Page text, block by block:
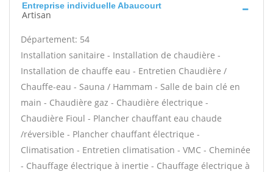
Entreprise individuelle Abaucourt
Artisan
Département: 54
Installation sanitaire - Installation de chaudière -
Installation de chauffe eau - Entretien Chaudière /
Chauffe-eau - Sauna / Hammam - Salle de bain clé en
main - Chaudière gaz - Chaudière électrique -
Chaudière Fioul - Plancher chauffant eau chaude
/réversible - Plancher chauffant électrique -
Climatisation - Entretien climatisation - VMC - Cheminée
- Chauffage électrique à inertie - Chauffage électrique à